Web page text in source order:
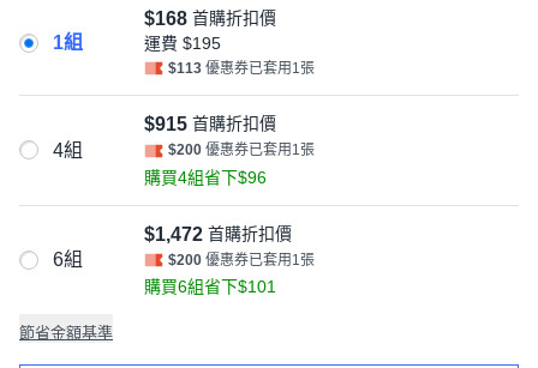
1組
$168 首購折扣價
運費 $195
$113 優惠券已套用1張
4組
$915 首購折扣價
$200 優惠券已套用1張
購買4組省下$96
6組
$1,472 首購折扣價
$200 優惠券已套用1張
購買6組省下$101
節省金額基準